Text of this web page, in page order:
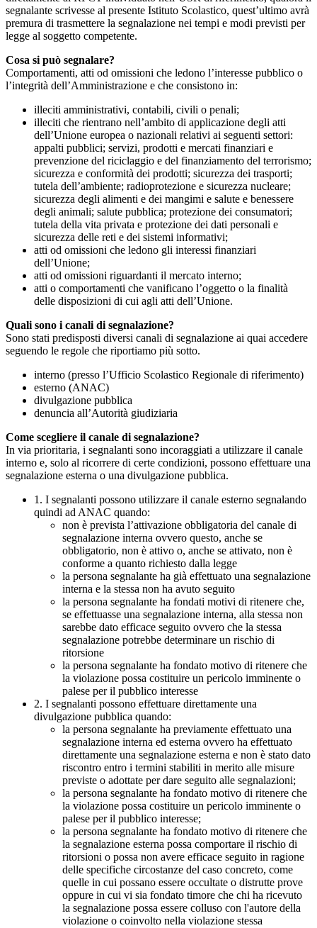
segnalante scrivesse al presente Istituto Scolastico, quest’ultimo avrà
premura di trasmettere la segnalazione nei tempi e modi previsti per
legge al soggetto competente.
Cosa si può segnalare?
Comportamenti, atti od omissioni che ledono l’interesse pubblico o
l’integrità dell’Amministrazione e che consistono in:
illeciti amministrativi, contabili, civili o penali;
illeciti che rientrano nell’ambito di applicazione degli atti
dell’Unione europea o nazionali relativi ai seguenti settori:
appalti pubblici; servizi, prodotti e mercati finanziari e
prevenzione del riciclaggio e del finanziamento del terrorismo;
sicurezza e conformità dei prodotti; sicurezza dei trasporti;
tutela dell’ambiente; radioprotezione e sicurezza nucleare;
sicurezza degli alimenti e dei mangimi e salute e benessere
degli animali; salute pubblica; protezione dei consumatori;
tutela della vita privata e protezione dei dati personali e
sicurezza delle reti e dei sistemi informativi;
atti od omissioni che ledono gli interessi finanziari
dell’Unione;
atti od omissioni riguardanti il mercato interno;
atti o comportamenti che vanificano l’oggetto o la finalità
delle disposizioni di cui agli atti dell’Unione.
Quali sono i canali di segnalazione?
Sono stati predisposti diversi canali di segnalazione ai quai accedere
seguendo le regole che riportiamo più sotto.
interno (presso l’Ufficio Scolastico Regionale di riferimento)
esterno (ANAC)
divulgazione pubblica
denuncia all’Autorità giudiziaria
Come scegliere il canale di segnalazione?
In via prioritaria, i segnalanti sono incoraggiati a utilizzare il canale
interno e, solo al ricorrere di certe condizioni, possono effettuare una
segnalazione esterna o una divulgazione pubblica.
1. I segnalanti possono utilizzare il canale esterno segnalando
quindi ad ANAC quando:
non è prevista l’attivazione obbligatoria del canale di
segnalazione interna ovvero questo, anche se
obbligatorio, non è attivo o, anche se attivato, non è
conforme a quanto richiesto dalla legge
la persona segnalante ha già effettuato una segnalazione
interna e la stessa non ha avuto seguito
la persona segnalante ha fondati motivi di ritenere che,
se effettuasse una segnalazione interna, alla stessa non
sarebbe dato efficace seguito ovvero che la stessa
segnalazione potrebbe determinare un rischio di
ritorsione
la persona segnalante ha fondato motivo di ritenere che
la violazione possa costituire un pericolo imminente o
palese per il pubblico interesse
2. I segnalanti possono effettuare direttamente una
divulgazione pubblica quando:
la persona segnalante ha previamente effettuato una
segnalazione interna ed esterna ovvero ha effettuato
direttamente una segnalazione esterna e non è stato dato
riscontro entro i termini stabiliti in merito alle misure
previste o adottate per dare seguito alle segnalazioni;
la persona segnalante ha fondato motivo di ritenere che
la violazione possa costituire un pericolo imminente o
palese per il pubblico interesse;
la persona segnalante ha fondato motivo di ritenere che
la segnalazione esterna possa comportare il rischio di
ritorsioni o possa non avere efficace seguito in ragione
delle specifiche circostanze del caso concreto, come
quelle in cui possano essere occultate o distrutte prove
oppure in cui vi sia fondato timore che chi ha ricevuto
la segnalazione possa essere colluso con l'autore della
violazione o coinvolto nella violazione stessa